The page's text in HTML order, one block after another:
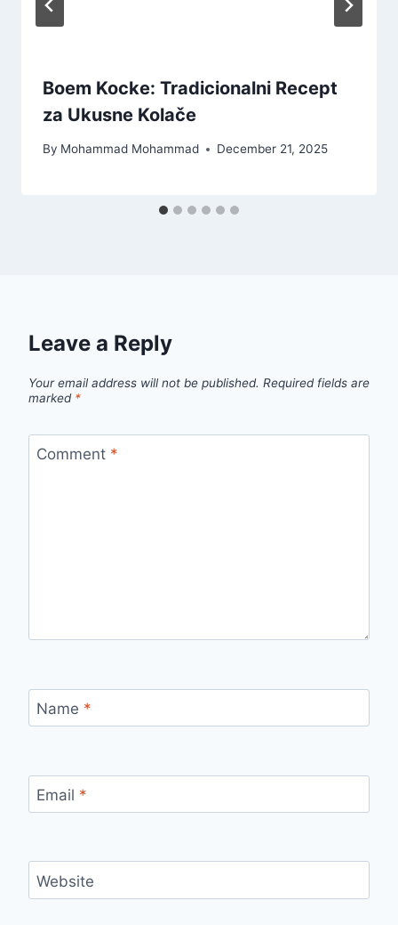
Boem Kocke: Tradicionalni Recept
za Ukusne Kolače
By Mohammad Mohammad December 21, 2025
Leave a Reply
Your email address will not be published. Required fields are
marked *
Comment *
Name *
Email *
Website